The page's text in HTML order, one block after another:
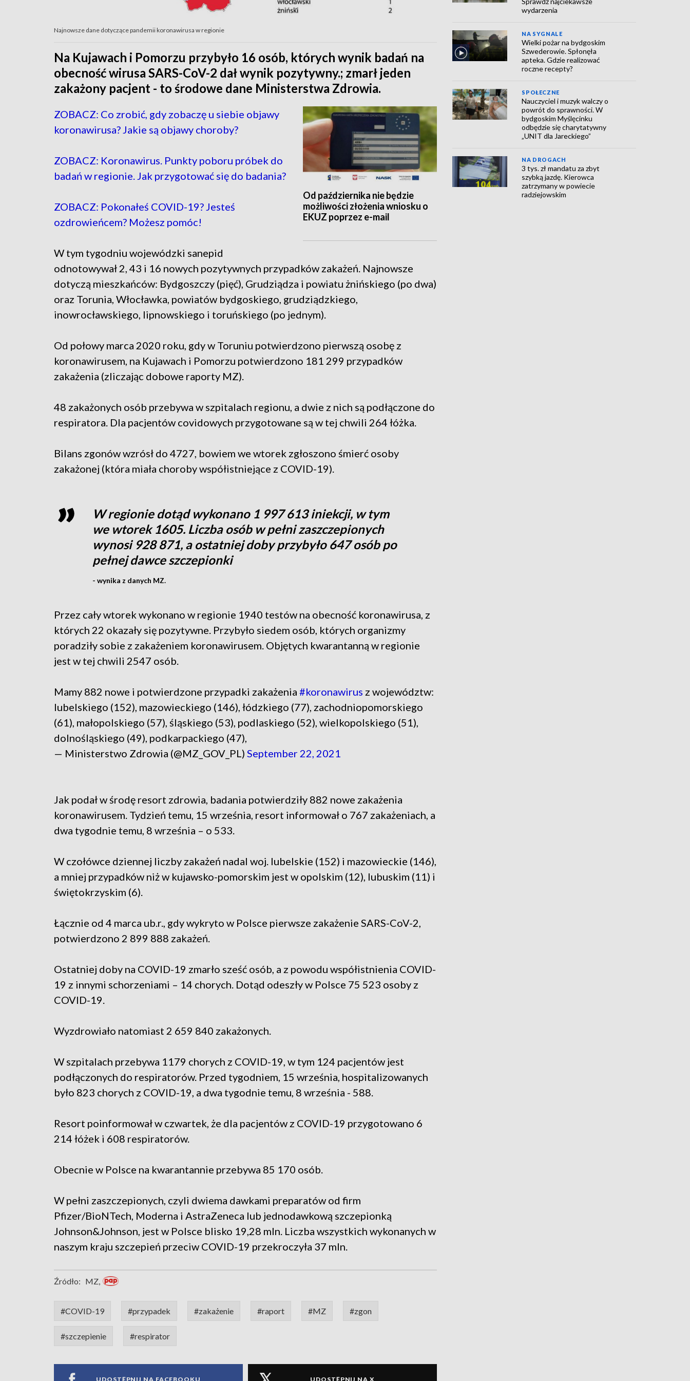
Najnowsze dane dotyczące pandemii koronawirusa w regionie
Na Kujawach i Pomorzu przybyło 16 osób, których wynik badań na
obecność wirusa SARS-CoV-2 dał wynik pozytywny.; zmarł jeden
zakażony pacjent - to środowe dane Ministerstwa Zdrowia.
Od października nie będzie
możliwości złożenia wniosku o
EKUZ poprzez e-mail
ZOBACZ: Co zrobić, gdy zobaczę u siebie objawy
koronawirusa? Jakie są objawy choroby?
ZOBACZ: Koronawirus. Punkty poboru próbek do
badań w regionie. Jak przygotować się do badania?
ZOBACZ: Pokonałeś COVID-19? Jesteś
ozdrowieńcem? Możesz pomóc!
W tym tygodniu wojewódzki sanepid
odnotowywał 2, 43 i 16 nowych pozytywnych przypadków zakażeń. Najnowsze
dotyczą mieszkańców: Bydgoszczy (pięć), Grudziądza i powiatu żnińskiego (po dwa)
oraz Torunia, Włocławka, powiatów bydgoskiego, grudziądzkiego,
inowrocławskiego, lipnowskiego i toruńskiego (po jednym).
Od połowy marca 2020 roku, gdy w Toruniu potwierdzono pierwszą osobę z
koronawirusem, na Kujawach i Pomorzu potwierdzono 181 299 przypadków
zakażenia (zliczając dobowe raporty MZ).
48 zakażonych osób przebywa w szpitalach regionu, a dwie z nich są podłączone do
respiratora. Dla pacjentów covidowych przygotowane są w tej chwili 264 łóżka.
Bilans zgonów wzrósł do 4727, bowiem we wtorek zgłoszono śmierć osoby
zakażonej (która miała choroby współistniejące z COVID-19).
W regionie dotąd wykonano 1 997 613 iniekcji, w tym
we wtorek 1605. Liczba osób w pełni zaszczepionych
wynosi 928 871, a ostatniej doby przybyło 647 osób po
pełnej dawce szczepionki
- wynika z danych MZ.
Przez cały wtorek wykonano w regionie 1940 testów na obecność koronawirusa, z
których 22 okazały się pozytywne. Przybyło siedem osób, których organizmy
poradziły sobie z zakażeniem koronawirusem. Objętych kwarantanną w regionie
jest w tej chwili 2547 osób.
Mamy 882 nowe i potwierdzone przypadki zakażenia #koronawirus z województw:
lubelskiego (152), mazowieckiego (146), łódzkiego (77), zachodniopomorskiego
(61), małopolskiego (57), śląskiego (53), podlaskiego (52), wielkopolskiego (51),
dolnośląskiego (49), podkarpackiego (47),
— Ministerstwo Zdrowia (@MZ_GOV_PL) September 22, 2021
Jak podał w środę resort zdrowia, badania potwierdziły 882 nowe zakażenia
koronawirusem. Tydzień temu, 15 września, resort informował o 767 zakażeniach, a
dwa tygodnie temu, 8 września – o 533.
W czołówce dziennej liczby zakażeń nadal woj. lubelskie (152) i mazowieckie (146),
a mniej przypadków niż w kujawsko-pomorskim jest w opolskim (12), lubuskim (11) i
świętokrzyskim (6).
Łącznie od 4 marca ub.r., gdy wykryto w Polsce pierwsze zakażenie SARS-CoV-2,
potwierdzono 2 899 888 zakażeń.
Ostatniej doby na COVID-19 zmarło sześć osób, a z powodu współistnienia COVID-
19 z innymi schorzeniami – 14 chorych. Dotąd odeszły w Polsce 75 523 osoby z
COVID-19.
Wyzdrowiało natomiast 2 659 840 zakażonych.
W szpitalach przebywa 1179 chorych z COVID-19, w tym 124 pacjentów jest
podłączonych do respiratorów. Przed tygodniem, 15 września, hospitalizowanych
było 823 chorych z COVID-19, a dwa tygodnie temu, 8 września - 588.
Resort poinformował w czwartek, że dla pacjentów z COVID-19 przygotowano 6
214 łóżek i 608 respiratorów.
Obecnie w Polsce na kwarantannie przebywa 85 170 osób.
W pełni zaszczepionych, czyli dwiema dawkami preparatów od firm
Pfizer/BioNTech, Moderna i AstraZeneca lub jednodawkową szczepionką
Johnson&Johnson, jest w Polsce blisko 19,28 mln. Liczba wszystkich wykonanych w
naszym kraju szczepień przeciw COVID-19 przekroczyła 37 mln.
Źródło: MZ,
#COVID-19 #przypadek #zakażenie #raport #MZ #zgon
#szczepienie #respirator
UDOSTĘPNIJ NA FACEBOOKU UDOSTĘPNIJ NA X
wydarzenia
NA SYGNALE
Wielki pożar na bydgoskim
Szwederowie. Spłonęła
apteka. Gdzie realizować
roczne recepty?
SPOŁECZNE
Nauczyciel i muzyk walczy o
powrót do sprawności. W
bydgoskim Myślęcinku
odbędzie się charytatywny
„UNIT dla Jareckiego”
NA DROGACH
3 tys. zł mandatu za zbyt
szybką jazdę. Kierowca
zatrzymany w powiecie
radziejowskim